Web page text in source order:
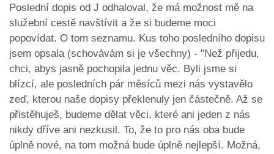
Poslední dopis od J odhaloval, že má možnost mě na
služební cestě navštívit a že si budeme moci
popovídat. O tom seznamu. Kus toho posledního dopisu
jsem opsala (schovávám si je všechny) - "Než přijedu,
chci, abys jasně pochopila jednu věc. Byli jsme si
blízcí, ale posledních pár měsíců mezi nás vystavělo
zeď, kterou naše dopisy překlenuly jen částečně. Až se
přistěhuješ, budeme dělat věci, které ani jeden z nás
nikdy dříve ani nezkusil. To, že to pro nás oba bude
úplně nové, na tom možná bude úplně nejlepší. Možná,